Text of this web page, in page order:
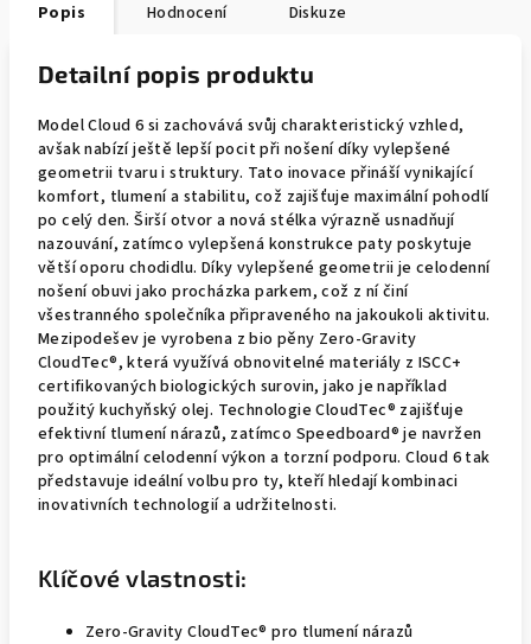
Popis Hodnocení Diskuze
Detailní popis produktu
Model Cloud 6 si zachovává svůj charakteristický vzhled,
avšak nabízí ještě lepší pocit při nošení díky vylepšené
geometrii tvaru i struktury. Tato inovace přináší vynikající
komfort, tlumení a stabilitu, což zajišťuje maximální pohodlí
po celý den. Širší otvor a nová stélka výrazně usnadňují
nazouvání, zatímco vylepšená konstrukce paty poskytuje
větší oporu chodidlu. Díky vylepšené geometrii je celodenní
nošení obuvi jako procházka parkem, což z ní činí
všestranného společníka připraveného na jakoukoli aktivitu.
Mezipodešev je vyrobena z bio pěny Zero-Gravity
CloudTec®, která využívá obnovitelné materiály z ISCC+
certifikovaných biologických surovin, jako je například
použitý kuchyňský olej. Technologie CloudTec® zajišťuje
efektivní tlumení nárazů, zatímco Speedboard® je navržen
pro optimální celodenní výkon a torzní podporu. Cloud 6 tak
představuje ideální volbu pro ty, kteří hledají kombinaci
inovativních technologií a udržitelnosti.
Klíčové vlastnosti:
Zero-Gravity CloudTec® pro tlumení nárazů